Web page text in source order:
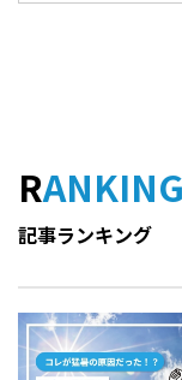
RANKING
記事ランキング